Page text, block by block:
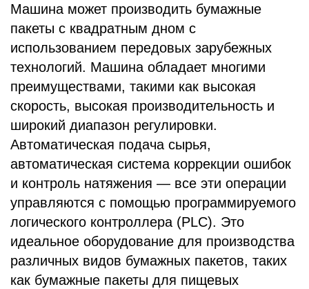
Машина может производить бумажные
пакеты с квадратным дном с
использованием передовых зарубежных
технологий. Машина обладает многими
преимуществами, такими как высокая
скорость, высокая производительность и
широкий диапазон регулировки.
Автоматическая подача сырья,
автоматическая система коррекции ошибок
и контроль натяжения — все эти операции
управляются с помощью программируемого
логического контроллера (PLC). Это
идеальное оборудование для производства
различных видов бумажных пакетов, таких
как бумажные пакеты для пищевых